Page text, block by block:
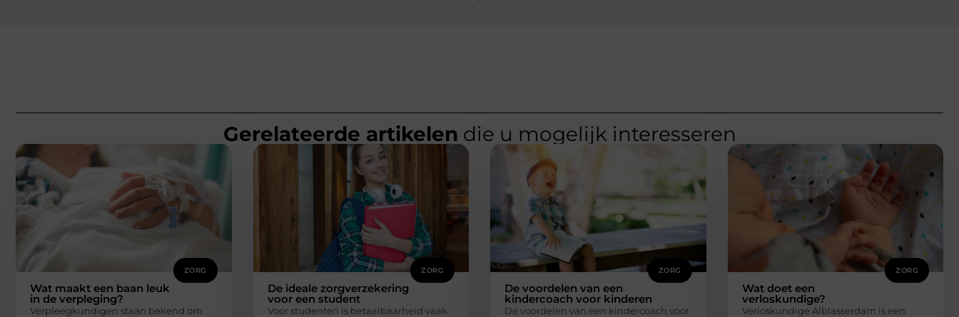
Gerelateerde artikelen die u mogelijk interesseren
ZORG
Wat maakt een baan leuk
in de verpleging?
Verpleegkundigen staan bekend om
ZORG
De ideale zorgverzekering
voor een student
Voor studenten is betaalbaarheid vaak
ZORG
De voordelen van een
kindercoach voor kinderen
De voordelen van een kindercoach voor
ZORG
Wat doet een
verloskundige?
Verloskundige Alblasserdam is een